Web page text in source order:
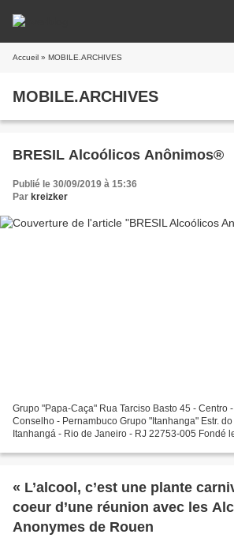
Accueil » MOBILE.ARCHIVES
MOBILE.ARCHIVES
BRESIL Alcoólicos Anônimos®
Publié le 30/09/2019 à 15:36
Par kreizker
Grupo "Papa-Caça" Rua Tarciso Basto 45 - Centro
Conselho - Pernambuco Grupo "Itanhanga" Estr.
Itanhangá - Rio de Janeiro - RJ 22753-005 Fondé
« L’alcool, c’est une plante
coeur d’une réunion avec les
Anonymes de Rouen